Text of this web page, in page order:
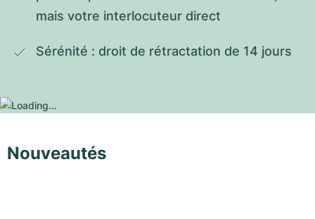
mais votre interlocuteur direct
Sérénité : droit de rétractation de 14 jours
Nouveautés